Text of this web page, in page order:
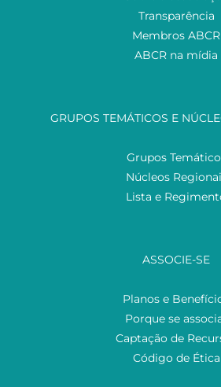
Transparência
Membros ABCR
ABCR na mídia
GRUPOS TEMÁTICOS E
Grupos
Núcleos
Lista e
ASSOCIE-SE
Planos e
Porque se
Captação de
Código de Ética